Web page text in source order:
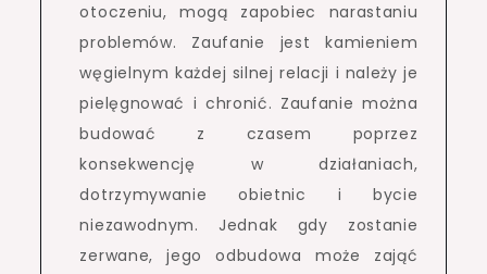
otoczeniu, mogą zapobiec narastaniu
problemów. Zaufanie jest kamieniem
węgielnym każdej silnej relacji i należy je
pielęgnować i chronić. Zaufanie można
budować z czasem poprzez
konsekwencję w działaniach,
dotrzymywanie obietnic i bycie
niezawodnym. Jednak gdy zostanie
zerwane, jego odbudowa może zająć